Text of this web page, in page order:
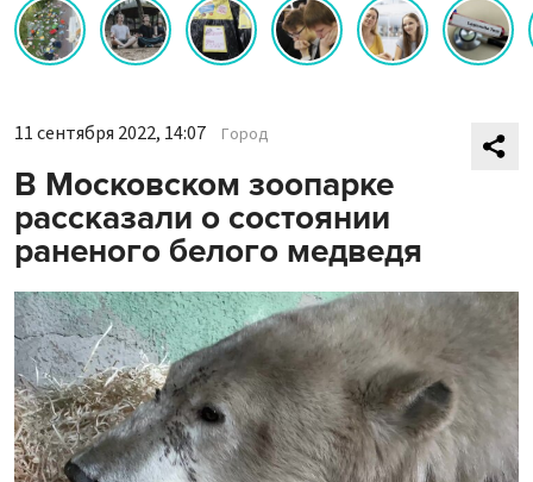
11 сентября 2022, 14:07 Город
В Московском зоопарке
рассказали о состоянии
раненого белого медведя